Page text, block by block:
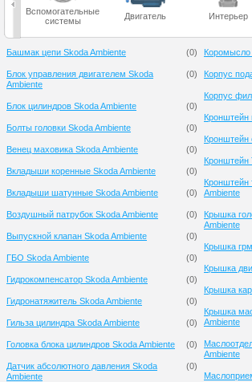
Вспомогательные
системы
Двигатель Интерьер
Башмак цепи Skoda Ambiente (0)
Блок управления двигателем Skoda
Ambiente
(0)
Блок цилиндров Skoda Ambiente (0)
Болты головки Skoda Ambiente (0)
Венец маховика Skoda Ambiente (0)
Вкладыши коренные Skoda Ambiente (0)
Вкладыши шатунные Skoda Ambiente (0)
Воздушный патрубок Skoda Ambiente (0)
Выпускной клапан Skoda Ambiente (0)
ГБО Skoda Ambiente (0)
Гидрокомпенсатор Skoda Ambiente (0)
Гидронатяжитель Skoda Ambiente (0)
Гильза цилиндра Skoda Ambiente (0)
Головка блока цилиндров Skoda Ambiente (0)
Датчик абсолютного давления Skoda
Ambiente
(0)
Коромысло
Корпус
Корпус
Кронштейн
Кронштейн
Кронштейн
Кронштейн
Ambiente
Крышка
Ambiente
Крышка
Крышка
Крышка
Крышка
Ambiente
Ambiente